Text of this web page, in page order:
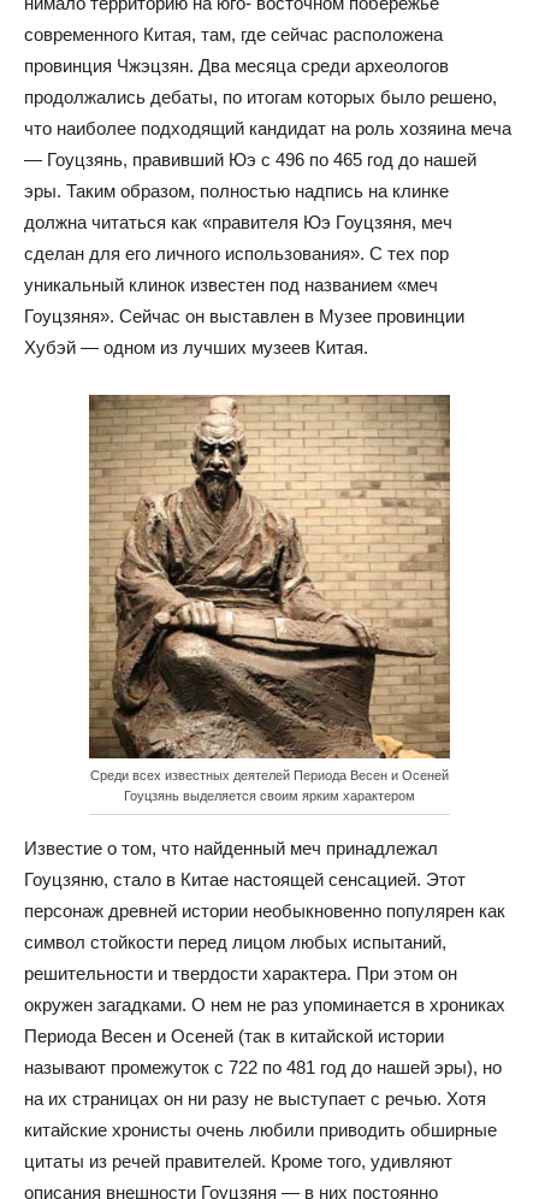
современного Китая, там, где сейчас расположена
провинция Чжэцзян. Два месяца среди археологов
продолжались дебаты, по итогам которых было решено,
что наиболее подходящий кандидат на роль хозяина меча
— Гоуцзянь, правивший Юэ с 496 по 465 год до нашей
эры. Таким образом, полностью надпись на клинке
должна читаться как «правителя Юэ Гоуцзяня, меч
сделан для его личного использования». С тех пор
уникальный клинок известен под названием «меч
Гоуцзяня». Сейчас он выставлен в Музее провинции
Хубэй — одном из лучших музеев Китая.
Среди всех известных деятелей Периода Весен и Осеней
Гоуцзянь выделяется своим ярким характером
Известие о том, что найденный меч принадлежал
Гоуцзяню, стало в Китае настоящей сенсацией. Этот
персонаж древней истории необыкновенно популярен как
символ стойкости перед лицом любых испытаний,
решительности и твердости характера. При этом он
окружен загадками. О нем не раз упоминается в хрониках
Периода Весен и Осеней (так в китайской истории
называют промежуток с 722 по 481 год до нашей эры), но
на их страницах он ни разу не выступает с речью. Хотя
китайские хронисты очень любили приводить обширные
цитаты из речей правителей. Кроме того, удивляют
описания внешности Гоуцзяня — в них постоянно